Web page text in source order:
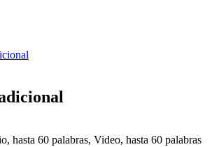
hasta 60 palabras, Video, hasta 60 palabras